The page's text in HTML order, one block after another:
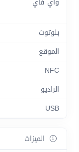
بلوتوث
الموقع
NFC
الراديو
USB
الميزات